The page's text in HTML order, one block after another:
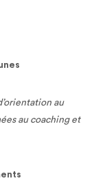
au
au coaching et